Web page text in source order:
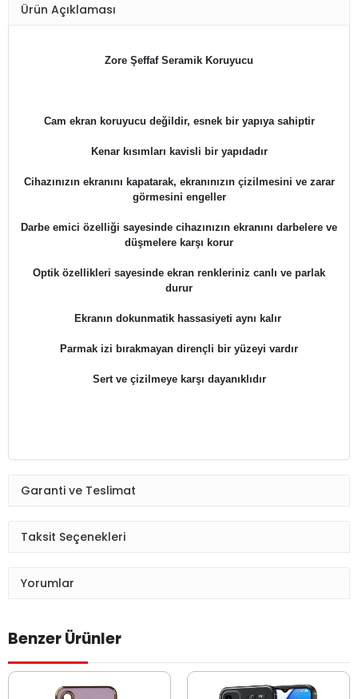
Ürün Açıklaması
Zore Şeffaf Seramik Koruyucu
Cam ekran koruyucu değildir, esnek bir yapıya sahiptir
Kenar kısımları kavisli bir yapıdadır
Cihazınızın ekranını kapatarak, ekranınızın çizilmesini ve zarar
görmesini engeller
Darbe emici özelliği sayesinde cihazınızın ekranını darbelere ve
düşmelere karşı korur
Optik özellikleri sayesinde ekran renkleriniz canlı ve parlak
durur
Ekranın dokunmatik hassasiyeti aynı kalır
Parmak izi bırakmayan dirençli bir yüzeyi vardır
Sert ve çizilmeye karşı dayanıklıdır
Garanti ve Teslimat
Taksit Seçenekleri
Yorumlar
Benzer Ürünler